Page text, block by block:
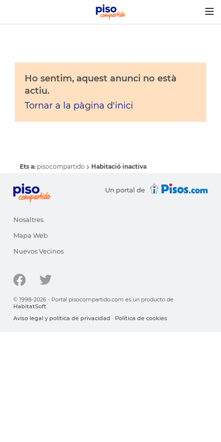
Ho sentim, aquest anunci no està
actiu.
Tornar a la pàgina d'inici
Ets a: pisocompartido Habitació inactiva
Un portal de
Nosaltres
Mapa Web
Nuevos Vecinos
© 1998-2026 - Portal pisocompartido.com es un producto de
HabitatSoft
Aviso legal y política de privacidad · Política de cookies